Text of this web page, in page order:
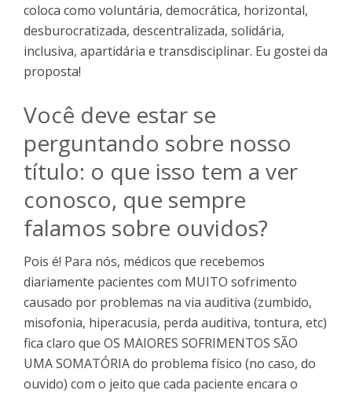
coloca como voluntária, democrática, horizontal,
desburocratizada, descentralizada, solidária,
inclusiva, apartidária e transdisciplinar. Eu gostei da
proposta!
Você deve estar se
perguntando sobre nosso
título: o que isso tem a ver
conosco, que sempre
falamos sobre ouvidos?
Pois é! Para nós, médicos que recebemos
diariamente pacientes com MUITO sofrimento
causado por problemas na via auditiva (zumbido,
misofonia, hiperacusia, perda auditiva, tontura, etc)
fica claro que OS MAIORES SOFRIMENTOS SÃO
UMA SOMATÓRIA do problema físico (no caso, do
ouvido) com o jeito que cada paciente encara o